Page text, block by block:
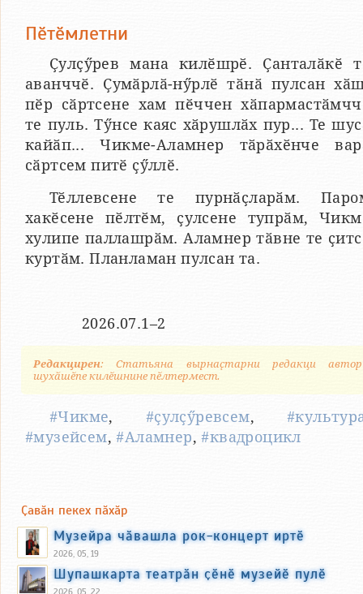
Пӗтӗмлетни
Ҫулҫӳрев мана килӗшрӗ. Ҫанталӑкӗ
аванччӗ. Ҫумӑрлӑ-нӳрлӗ тӑнӑ пулсан
пӗр сӑртсене хам пӗччен
те пуль. Тӳнсе каяс хӑрушлӑх пур... Те
кайӑп... Чикме-Аламнер тӑрӑхӗнче
сӑртсем питӗ ҫӳллӗ.
Тӗллевсене те пурнӑҫларӑм.
хакӗсене пӗлтӗм, ҫулсене тупрӑм,
хулипе паллашрӑм. Аламнер тӑвне те
куртӑм. Планламан пулсан та.
2026.07.1–2
Редакцирен: Статьяна вырнаҫтарни редакци автор
шухӑшӗпе килӗшнине пӗлтермест.
#Чикме, #ҫулҫӳревсем,
#музейсем,#Аламнер,#квадроцикл
Ҫавӑн пекех пӑхӑр
Музейра чӑвашла рок-концерт иртӗ
2026, 05, 19
Шупашкарта театрӑн ҫӗнӗ музейӗ пулӗ